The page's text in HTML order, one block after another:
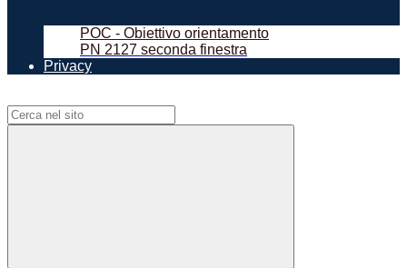
POC - Obiettivo orientamento
PN 2127 seconda finestra
Privacy